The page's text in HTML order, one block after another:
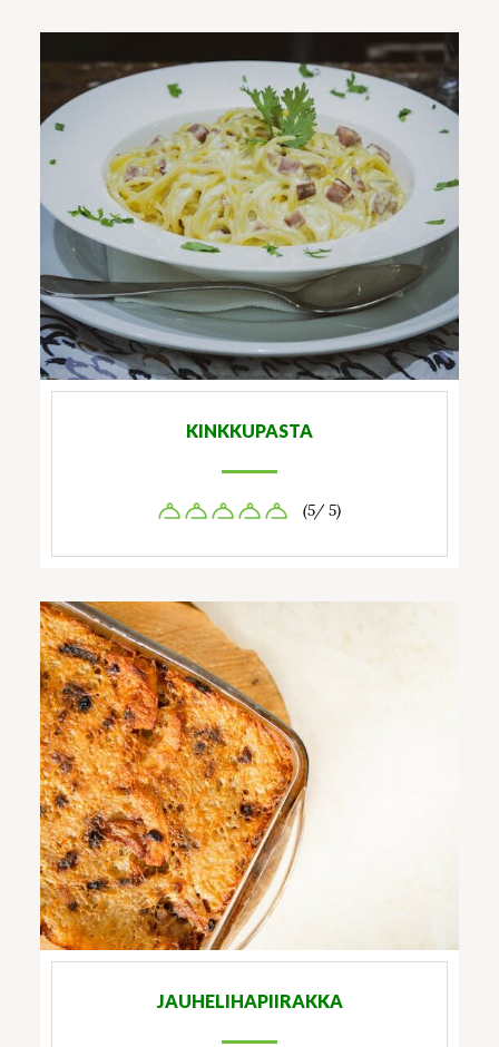
KINKKUPASTA
(5/ 5)
JAUHELIHAPIIRAKKA